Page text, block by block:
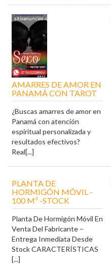
AMARRES DE AMOR EN
PANAMÁ CON TAROT
¿Buscas amarres de amor en
Panamá con atención
espiritual personalizada y
resultados efectivos?
Real[...]
PLANTA DE
HORMIGÓN MÓVIL -
100 M³ -STOCK
Planta De Hormigón Móvil En
Venta Del Fabricante –
Entrega Inmediata Desde
Stock CARACTERÍSTICAS
[...]